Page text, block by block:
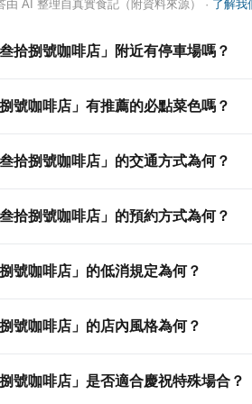
由 AI 整理自真實食記（附資料來源） · 了解我
拾捌號咖啡店」附近有停車場嗎？
捌號咖啡店」有推薦的必點菜色嗎？
拾捌號咖啡店」的交通方式為何？
拾捌號咖啡店」的預約方式為何？
捌號咖啡店」的低消規定為何？
捌號咖啡店」的店內風格為何？
捌號咖啡店」是否適合慶祝特殊場合？